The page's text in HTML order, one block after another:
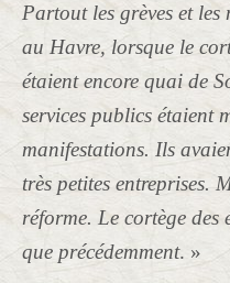
Partout les grèves et
au Havre, lorsque le
étaient encore quai de
services publics étaient
manifestations. Ils
très petites entreprises.
réforme. Le cortège
que précédemment. »